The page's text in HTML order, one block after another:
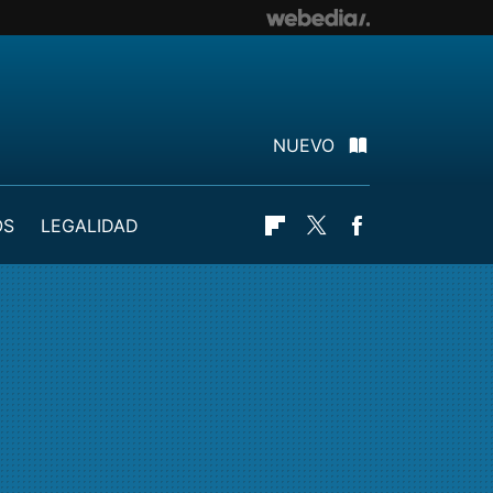
NUEVO
LEGALIDAD Flipboard
Twitter